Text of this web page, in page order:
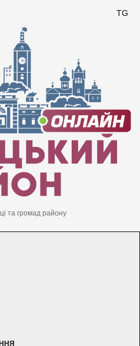
TG
та громад району